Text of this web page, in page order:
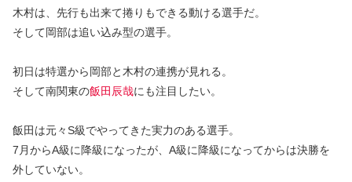
木村は、先行も出来て捲りもできる動ける選手だ。
そして岡部は追い込み型の選手。
初日は特選から岡部と木村の連携が見れる。
そして南関東の飯田辰哉にも注目したい。
飯田は元々S級でやってきた実力のある選手。
7月からA級に降級になったが、A級に降級になってからは決勝を
外していない。